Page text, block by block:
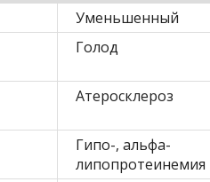
Уменьшенный
Голод
Атеросклероз
Гипо-, альфа-
липопротеинемия